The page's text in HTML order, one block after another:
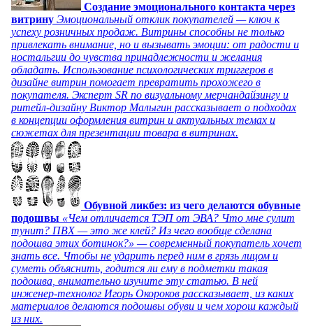
Создание эмоционального контакта через
витрину Эмоциональный отклик покупателей — ключ к
успеху розничных продаж. Витрины способны не только
привлекать внимание, но и вызывать эмоции: от радости и
ностальгии до чувства принадлежности и желания
обладать. Использование психологических триггеров в
дизайне витрин помогает превратить прохожего в
покупателя. Эксперт SR по визуальному мерчандайзингу и
ритейл-дизайну Виктор Малыгин рассказывает о подходах
в концепции оформления витрин и актуальных темах и
сюжетах для презентации товара в витринах.
Обувной ликбез: из чего делаются обувные
подошвы «Чем отличается ТЭП от ЭВА? Что мне сулит
тунит? ПВХ — это же клей? Из чего вообще сделана
подошва этих ботинок?» — современный покупатель хочет
знать все. Чтобы не ударить перед ним в грязь лицом и
суметь объяснить, годится ли ему в подметки такая
подошва, внимательно изучите эту статью. В ней
инженер-технолог Игорь Окороков рассказывает, из каких
материалов делаются подошвы обуви и чем хорош каждый
из них.